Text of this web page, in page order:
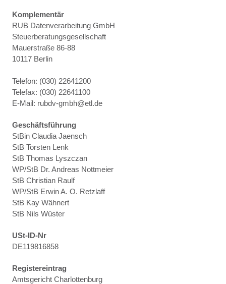
Komplementär
RUB Datenverarbeitung GmbH
Steuerberatungsgesellschaft
Mauerstraße 86-88
10117 Berlin
Telefon: (030) 22641200
Telefax: (030) 22641100
E-Mail: rubdv-gmbh@etl.de
Geschäftsführung
StBin Claudia Jaensch
StB Torsten Lenk
StB Thomas Lyszczan
WP/StB Dr. Andreas Nottmeier
StB Christian Raulf
WP/StB Erwin A. O. Retzlaff
StB Kay Wähnert
StB Nils Wüster
USt-ID-Nr
DE119816858
Registereintrag
Amtsgericht Charlottenburg